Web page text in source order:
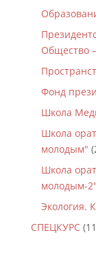
Общество
Фонд
Школа
Школа
молодым"
Школа
молодым-2"
Экология.
СПЕЦКУРС